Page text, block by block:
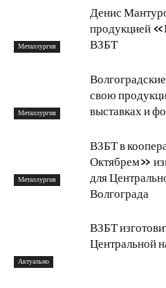
Металлургия
Денис
продукцией
ВЗБТ
Металлургия
свою
выставках и
Металлургия
ВЗБТ в
Октябрем»
для
Волгограда
Актуально
ВЗБТ
Центральной